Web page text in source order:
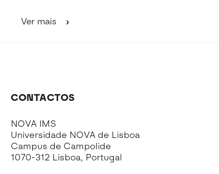
Ver mais
CONTACTOS
NOVA IMS
Universidade NOVA de Lisboa
Campus de Campolide
1070-312 Lisboa, Portugal